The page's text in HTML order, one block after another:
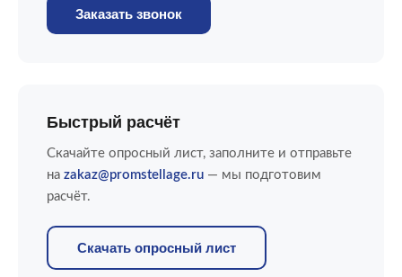
Заказать звонок
Быстрый расчёт
Скачайте опросный лист, заполните и отправьте
на zakaz@promstellage.ru — мы подготовим
расчёт.
Скачать опросный лист